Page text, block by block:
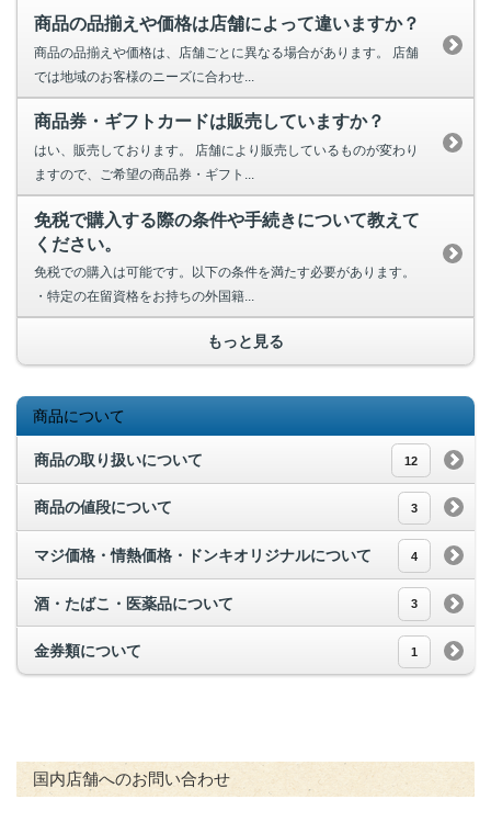
商品の品揃えや価格は店舗によって違いますか？
商品の品揃えや価格は、店舗ごとに異なる場合があります。 店舗
では地域のお客様のニーズに合わせ...
商品券・ギフトカードは販売していますか？
はい、販売しております。 店舗により販売しているものが変わり
ますので、ご希望の商品券・ギフト...
免税で購入する際の条件や手続きについて教えて
ください。
免税での購入は可能です。以下の条件を満たす必要があります。
・特定の在留資格をお持ちの外国籍...
もっと見る
商品について
商品の取り扱いについて 12
商品の値段について 3
マジ価格・情熱価格・ドンキオリジナルについて 4
酒・たばこ・医薬品について 3
金券類について 1
国内店舗へのお問い合わせ